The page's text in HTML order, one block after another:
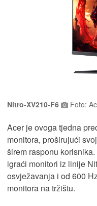
Nitro-XV210-F6 Foto:
Acer je ovoga tjedna
monitora, proširujući
širem rasponu
igraći monitori iz linije
osvježavanja i od 600
monitora na tržištu.